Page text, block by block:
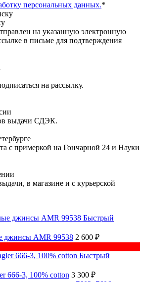
персональных данных.*
на указанную электронную
в письме для подтверждения
на рассылку.
выдачи СДЭК.
с примеркой на Гончарной 24 и Науки
в магазине и с курьерской
Быстрый
джинсы AMR 99538 2 600 ₽
Быстрый
666-3, 100% cotton 3 300 ₽